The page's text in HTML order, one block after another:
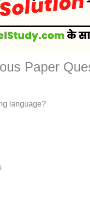
Paper
language?